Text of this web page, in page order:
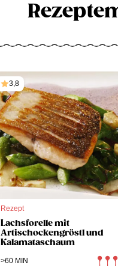
3,8
Rezept
Lachsforelle mit
Artischockengröstl und
Kalamataschaum
>60 MIN